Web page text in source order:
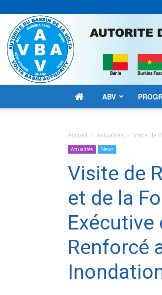
ABV
Accueil Actualités Visite de
Actualités News
Visite de
et de la
Exécutive
Renforcé